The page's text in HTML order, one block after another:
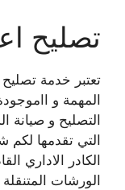
تصليح
تعتبر خدمة
المهمة و
التصليح و صيانة
التي تقدمها لكم
الكادر الاداري
الورشات